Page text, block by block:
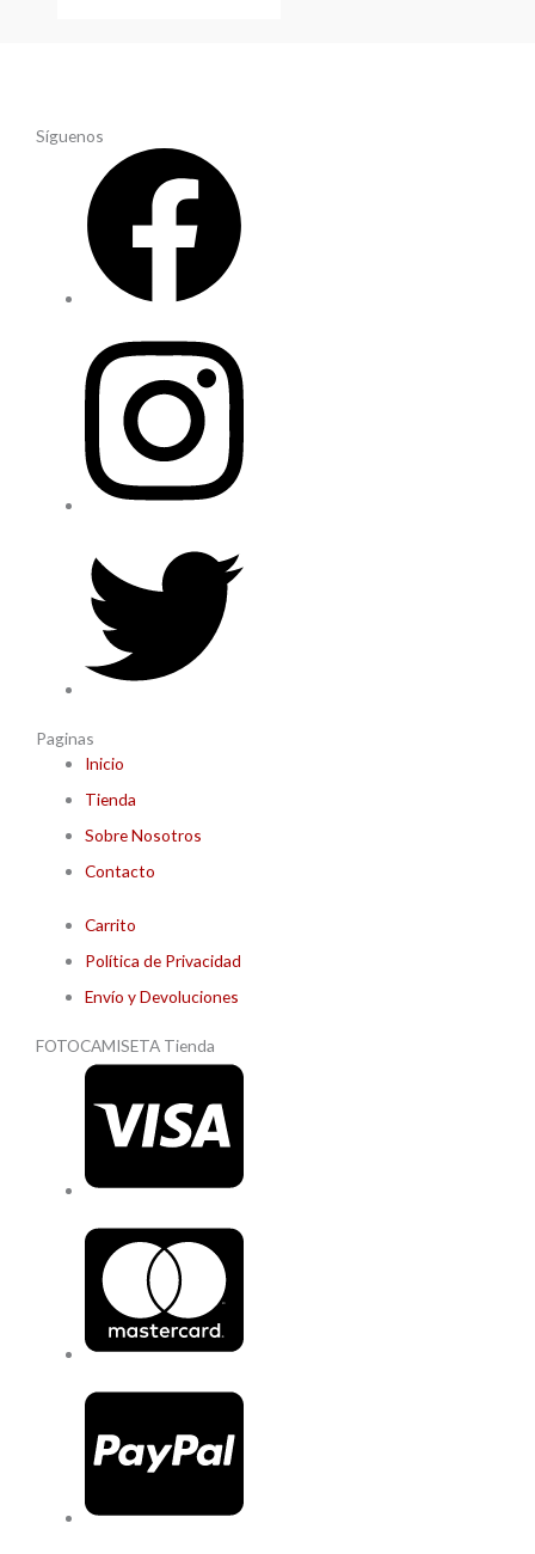
Síguenos
Paginas
Inicio
Tienda
Sobre Nosotros
Contacto
Carrito
Política de Privacidad
Envío y Devoluciones
FOTOCAMISETA Tienda